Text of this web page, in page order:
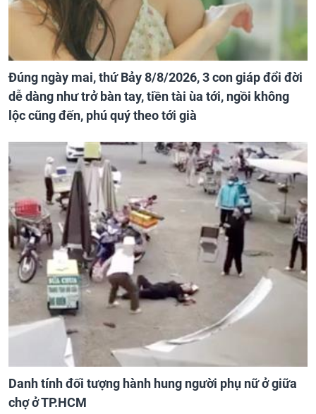
Đúng ngày mai, thứ Bảy 8/8/2026, 3 con giáp đổi đời
dễ dàng như trở bàn tay, tiền tài ùa tới, ngồi không
lộc cũng đến, phú quý theo tới già
Danh tính đối tượng hành hung người phụ nữ ở giữa
chợ ở TP.HCM